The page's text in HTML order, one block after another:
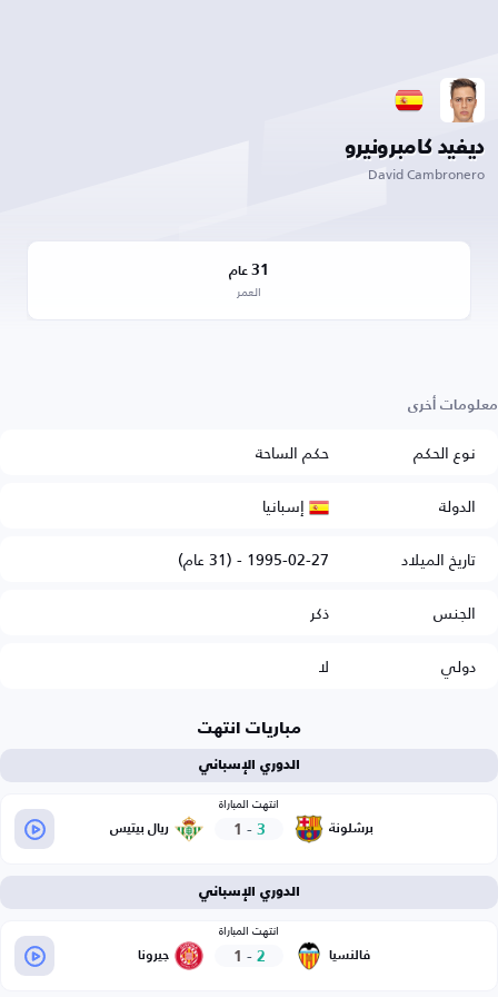
ديفيد كامبرونيرو
David Cambronero
31 عام
العمر
معلومات أخرى
نوع الحكم
حكم الساحة
الدولة
إسبانيا
تاريخ الميلاد
1995-02-27 - (31 عام)
الجنس
ذكر
دولي
لا
مباريات انتهت
الدوري الإسباني
برشلونة
انتهت المباراة
3
-
1 ريال بيتيس
الدوري الإسباني
فالنسيا
انتهت المباراة
2
-
1 جيرونا